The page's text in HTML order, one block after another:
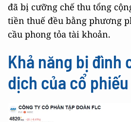
đã bị cưỡng chế thu tổng
tiền thuế đều bằng phương
cầu phong tỏa tài khoản.
Khả năng bị đình
dịch của cổ phiếu